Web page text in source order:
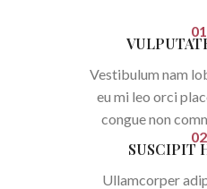
Vestibulum nam
eu mi leo orci
congue non
SUSCIPIT
Ullamcorper